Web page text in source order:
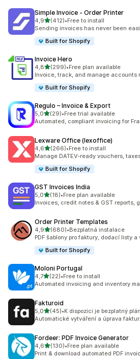
Simple Invoice ‑ Order Printer
4,9z 5 hvězd
(412)
Celkový počet recenzí: 412
•Free to install
Sending invoices has never been
Built for Shopify
Invoice Hero
4,8z 5 hvězd
(299)
Celkový počet recenzí: 299
•Free plan available
Invoice, track, and manage accounts
Built for Shopify
Regulo – Invoice & Export
5,0z 5 hvězd
(29)
Celkový počet recenzí: 29
•Free trial available
Automated, compliant invoicing for
Lexware Office (lexoffice)
4,6z 5 hvězd
(266)
Celkový počet recenzí: 266
•Free to install
Manage DATEV-ready vouchers,
Built for Shopify
GST Invoices India
5,0z 5 hvězd
(18)
Celkový počet recenzí: 18
•Free plan available
Invoices, credit notes & GST reports,
Order Printer Templates
4,9z 5 hvězd
(680)
Celkový počet recenzí: 680
•Bezplatná instalace
PDF šablony pro faktury, dodací listy a
Built for Shopify
Moloni Portugal
4,7z 5 hvězd
(22)
Celkový počet recenzí: 22
•Free to install
Automated invoicing and inventory
Fakturoid
5,0z 5 hvězd
(45)
Celkový počet recenzí: 45
•K dispozici je bezplatný plán
Automatické vytváření a úprava
Fordeer: PDF Invoice Generator
4,6z 5 hvězd
(130)
Celkový počet recenzí: 130
•Free plan available
Print & download automated PDF